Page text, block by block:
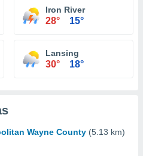
Iron River
28° 15°
Lansing
30° 18°
Wayne County (5.13 km)